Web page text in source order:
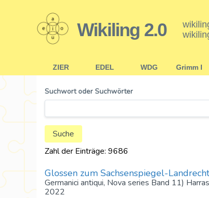
Wikiling 2.0
ZIER EDEL WDG Grimm I
Suchwort oder Suchwörter
Zahl der Einträge: 9686
Glossen zum Sachsenspiegel-
Germanici antiqui, Nova series Band 11)
2022